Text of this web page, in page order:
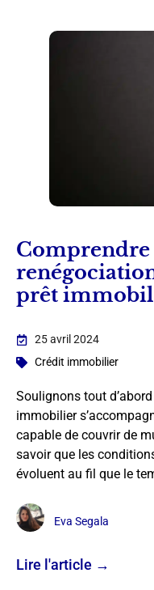
Comprendre
prêt
25 avril 2024
Crédit immobilier
Soulignons tout
immobilier
capable de couvrir de
savoir que les
évoluent au fil que le
Eva Segala
Lire l'article →